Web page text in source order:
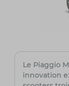
Le Piaggio
innovation